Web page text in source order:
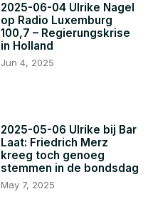
2025-06-04 Ulrike Nagel
op Radio Luxemburg
100,7 – Regierungskrise
in Holland
Jun 4, 2025
2025-05-06 Ulrike bij Bar
Laat: Friedrich Merz
kreeg toch genoeg
stemmen in de bondsdag
May 7, 2025